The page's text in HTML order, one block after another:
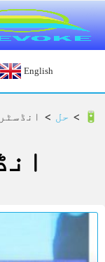
English
🔋 > حل >